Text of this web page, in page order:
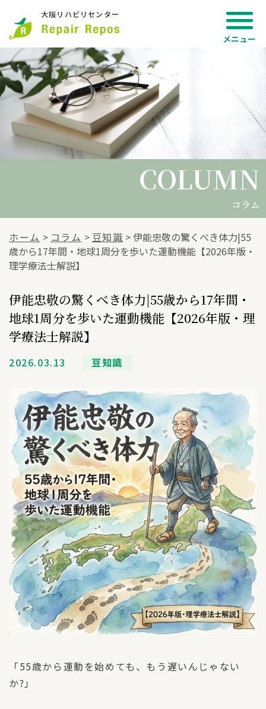
大阪リハビリセンター
COLUMN
COLUMN
コラム
ホーム > コラム > 豆知識 >伊能忠敬の驚くべき体力|55
歳から17年間・地球1周分を歩いた運動機能【2026年版・
理学療法士解説】
伊能忠敬の驚くべき体力|55歳から17年間・
地球1周分を歩いた運動機能【2026年版・理
学療法士解説】
2026.03.13 豆知識
「55歳から運動を始めても、もう遅いんじゃない
か?」